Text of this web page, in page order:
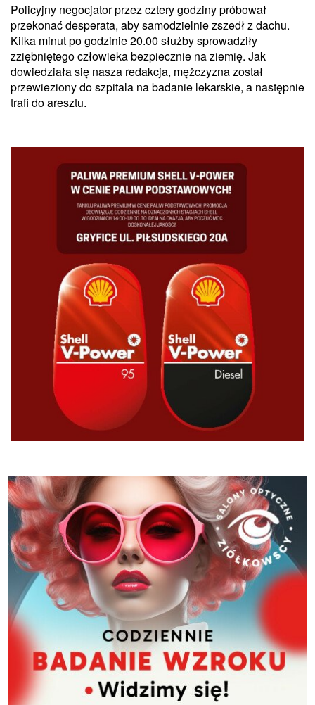
Policyjny negocjator przez cztery godziny próbował
przekonać desperata, aby samodzielnie zszedł z dachu.
Kilka minut po godzinie 20.00 służby sprowadziły
zziębniętego człowieka bezpiecznie na ziemię. Jak
dowiedziała się nasza redakcja, mężczyzna został
przewieziony do szpitala na badanie lekarskie, a następnie
trafi do aresztu.